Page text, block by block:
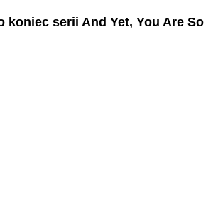
koniec serii And Yet, You Are So